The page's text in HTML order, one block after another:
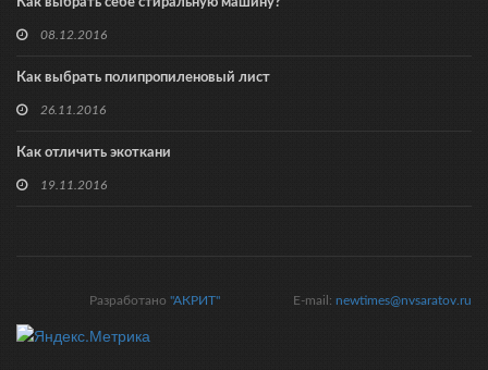
08.12.2016
Как выбрать полипропиленовый лист
26.11.2016
Как отличить экоткани
19.11.2016
E-mail: newtimes@nvsaratov.ru
Разработано "АКРИТ"